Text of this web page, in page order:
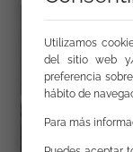
Utilizamos
del sitio web
preferencia
hábito de
Para más